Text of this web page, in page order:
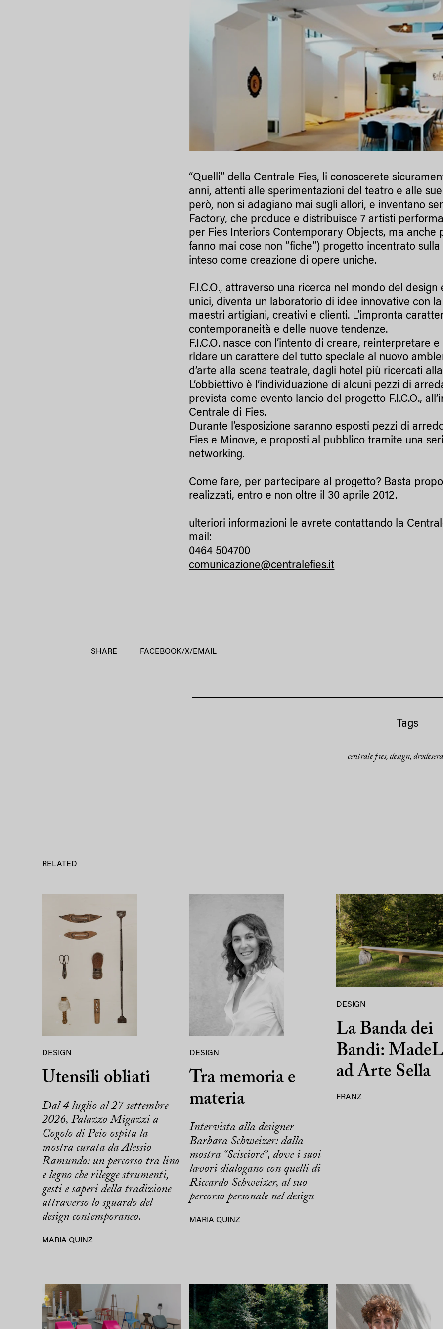
“Quelli” della Centrale Fies, li conoscerete
anni, attenti alle sperimentazioni del teatro e alle
però, non si adagiano mai sugli allori, e inventano
Factory, che produce e distribuisce 7 artisti
per Fies Interiors Contemporary Objects, ma anche
fanno mai cose non “fiche”) progetto incentrato
inteso come creazione di opere uniche.
F.I.C.O., attraverso una ricerca nel mondo del
unici, diventa un laboratorio di idee innovative con
maestri artigiani, creativi e clienti. L’impronta
contemporaneità e delle nuove tendenze.
F.I.C.O. nasce con l’intento di creare, reinterpretare
ridare un carattere del tutto speciale al nuovo
d’arte alla scena teatrale, dagli hotel più ricercati
L’obbiettivo è l’individuazione di alcuni pezzi di
prevista come evento lancio del progetto F.I.C.O.,
Centrale di Fies.
Durante l’esposizione saranno esposti pezzi di
Fies e Minove, e proposti al pubblico tramite una
networking.
Come fare, per partecipare al progetto? Basta
realizzati, entro e non oltre il 30 aprile 2012.
ulteriori informazioni le avrete contattando la
mail:
0464 504700
comunicazione@centralefies.it
SHARE FACEBOOK/X/ EMAIL
Tags
centrale fies, design, drodesera
RELATED
DESIGN
Utensili obliati
Dal 4 luglio al 27 settembre
2026, Palazzo Migazzi a
Cogolo di Peio ospita la
mostra curata da Alessio
Ramundo: un percorso tra lino
e legno che rilegge strumenti,
gesti e saperi della tradizione
attraverso lo sguardo del
design contemporaneo.
MARIA QUINZ
DESIGN
Tra memoria e
materia
Intervista alla designer
Barbara Schweizer: dalla
mostra “Sciscioré”, dove i suoi
lavori dialogano con quelli di
Riccardo Schweizer, al suo
percorso personale nel design
MARIA QUINZ
DESIGN
La Banda dei
Bandi:
ad Arte Sella
FRANZ